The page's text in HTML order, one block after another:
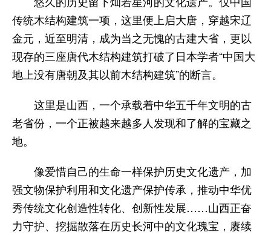
传统木结构建筑一项，这里便上启大唐，穿越宋辽
金元，近至明清，成为当之无愧的古建大省，更以
现存的三座唐代木结构建筑打破了日本学者“中国大
地上没有唐朝及其以前木结构建筑”的断言。
这里是山西，一个承载着中华五千年文明的古
老省份，一个正被越来越多人发现和了解的宝藏之
地。
像爱惜自己的生命一样保护历史文化遗产，加
强文物保护利用和文化遗产保护传承，推动中华优
秀传统文化创造性转化、创新性发展……山西正奋
力守护、挖掘散落在历史长河中的文化瑰宝，赓续